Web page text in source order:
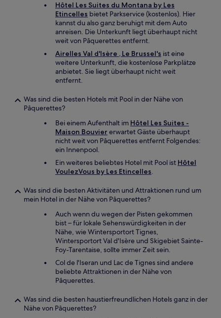
Hôtel Les Suites du Montana by Les
Etincelles bietet Parkservice (kostenlos). Hier
kannst du also ganz beruhigt mit dem Auto
anreisen. Die Unterkunft liegt überhaupt nicht
weit von Pâquerettes entfernt.
Airelles Val d'Isère , Le Brussel's ist eine
weitere Unterkunft, die kostenlose Parkplätze
anbietet. Sie liegt überhaupt nicht weit
entfernt.
Was sind die besten Hotels mit Pool in der Nähe von
Pâquerettes?
Bei einem Aufenthalt im Hôtel Les Suites -
Maison Bouvier erwartet Gäste überhaupt
nicht weit von Pâquerettes entfernt Folgendes:
ein Innenpool.
Ein weiteres beliebtes Hotel mit Pool ist Hôtel
VoulezVous by Les Etincelles.
Was sind die besten Aktivitäten und Attraktionen rund um
mein Hotel in der Nähe von Pâquerettes?
Auch wenn du wegen der Pisten gekommen
bist – für lokale Sehenswürdigkeiten in der
Nähe, wie Wintersportort Tignes,
Wintersportort Val d'Isère und Skigebiet Sainte-
Foy-Tarentaise, sollte immer Zeit sein.
Col de l'Iseran und Lac de Tignes sind andere
beliebte Attraktionen in der Nähe von
Pâquerettes.
Was sind die besten haustierfreundlichen Hotels ganz in der
Nähe von Pâquerettes?